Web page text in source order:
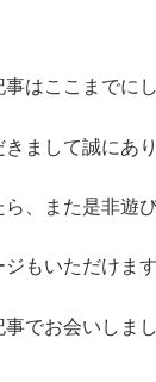
はここまでに
まして誠にあ
、また是非遊
もいただけま
でお会いしまし